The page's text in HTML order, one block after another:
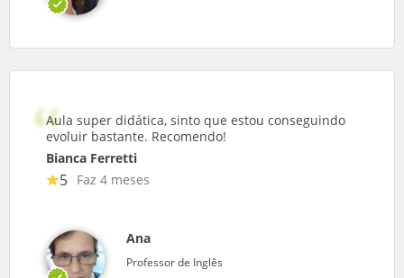
Aula super didática, sinto que estou conseguindo
evoluir bastante. Recomendo!
Bianca Ferretti
5 Faz 4 meses
Ana
Professor de Inglês